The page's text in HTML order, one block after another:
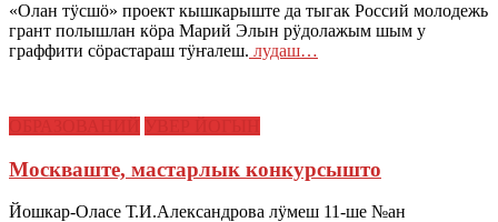
«Олан тӱсшӧ» проект кышкарыште да тыгак Россий молодежь
грант полышлан кӧра Марий Элын рӱдолажым шым у
граффити сӧрастараш тӱҥалеш. лудаш…
Москваште, мастарлык конкурсышто
Йошкар-Оласе Т.И.Александрова лӱмеш 11-ше №ан